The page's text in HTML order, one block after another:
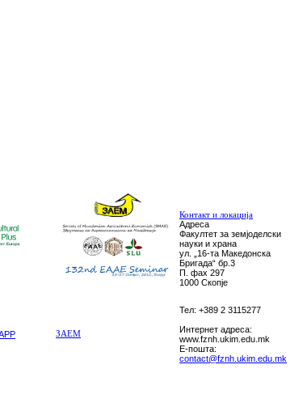
Контакт и локација
Адреса
Факултет за земјоделски
науки и храна
ул. „16-та Македонска
Бригада“ бр.3
П. фах 297
1000 Скопје
ЗАЕМ
Тел: +389 2 3115277
Интернет адреса:
www.fznh.ukim.edu.mk
E-пошта:
contact@fznh.ukim.edu.mk